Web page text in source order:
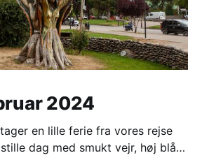
2024
dag med smukt vejr, høj blå